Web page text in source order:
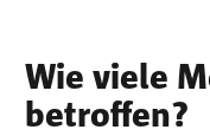
Wie viele
betroffen?